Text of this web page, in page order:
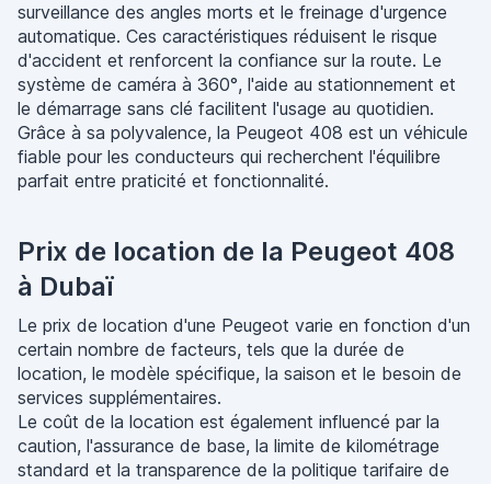
surveillance des angles morts et le freinage d'urgence
automatique. Ces caractéristiques réduisent le risque
d'accident et renforcent la confiance sur la route. Le
système de caméra à 360°, l'aide au stationnement et
le démarrage sans clé facilitent l'usage au quotidien.
Grâce à sa polyvalence, la Peugeot 408 est un véhicule
fiable pour les conducteurs qui recherchent l'équilibre
parfait entre praticité et fonctionnalité.
Prix de location de la Peugeot 408
à Dubaï
Le prix de location d'une Peugeot varie en fonction d'un
certain nombre de facteurs, tels que la durée de
location, le modèle spécifique, la saison et le besoin de
services supplémentaires.
Le coût de la location est également influencé par la
caution, l'assurance de base, la limite de kilométrage
standard et la transparence de la politique tarifaire de